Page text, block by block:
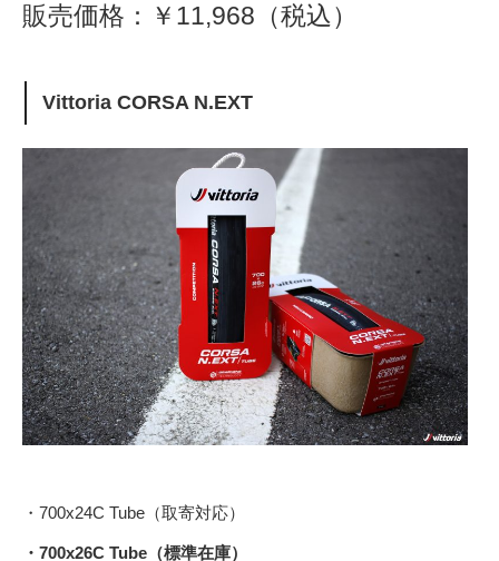
販売価格：￥11,968（税込）
Vittoria CORSA N.EXT
・700x24C Tube（取寄対応）
・700x26C Tube（標準在庫）